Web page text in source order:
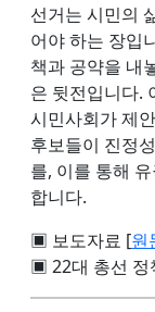
선거는 시민의
어야 하는 장입
책과 공약을 내
은 뒷전입니다.
시민사회가 제
후보들이 진정
를, 이를 통해
합니다.
▣ 보도자료 [원
▣ 22대 총선 정